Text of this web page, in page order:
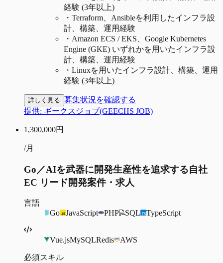
経験 (3年以上)
・ Terraform、Ansibleを利用したインフラ設
計、構築、運用経験
・ Amazon ECS / EKS、Google Kubernetes
Engine (GKE) いずれかを用いたインフラ設
計、構築、運用経験
・ Linuxを用いたインフラ設計、構築、運用
経験 (3年以上)
詳しく見る 募集状況を確認する
提供: ギークスジョブ(GEECHS JOB)
1,300,000円
/月
Go／AIを武器に開発生産性を追求する自社
EC リード開発案件・求人
言語
Go
JavaScript PHP SQL TypeScript
Vue.jsMySQLRedis AWS
必須スキル